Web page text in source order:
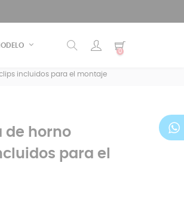
0
incluidos para el montaje
de horno
para el